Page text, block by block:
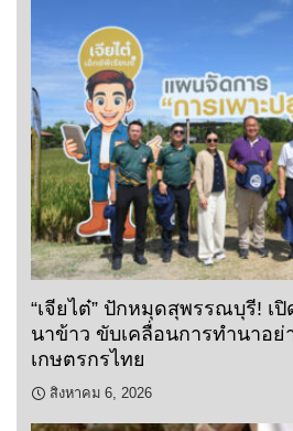
“เจียไต๋” ปักหมุดสุพรรณบุรี! เ
นาข้าว ขับเคลื่อนการทำนาอย่
เกษตรกรไทย
สิงหาคม 6, 2026